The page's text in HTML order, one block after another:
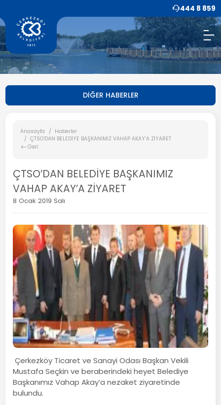
444 8 859
DİĞER HABERLER
Anasayfa
Haberler
ÇTSO’DAN BELEDİYE BAŞKANIMIZ VAHAP AKAY’A ZİYARET
Geri
ÇTSO’DAN BELEDİYE BAŞKANIMIZ
VAHAP AKAY’A ZİYARET
8 Ocak 2019 Salı
Çerkezköy Ticaret ve Sanayi Odası Başkan Vekili
Mustafa Seçkin ve beraberindeki heyet Belediye
Başkanımız Vahap Akay’a nezaket ziyaretinde
bulundu.